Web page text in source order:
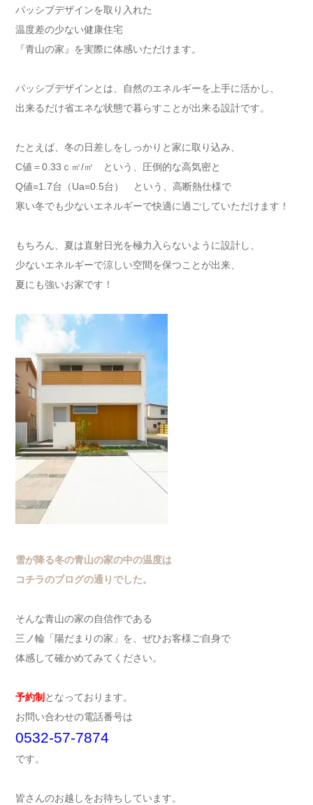
パッシブデザインを取り入れた
温度差の少ない健康住宅
『青山の家』を実際に体感いただけます。
パッシブデザインとは、自然のエネルギーを上手に活かし、
出来るだけ省エネな状態で暮らすことが出来る設計です。
たとえば、冬の日差しをしっかりと家に取り込み、
C値＝0.33ｃ㎡/㎡ という、圧倒的な高気密と
Q値=1.7台（Ua=0.5台） という、高断熱仕様で
寒い冬でも少ないエネルギーで快適に過ごしていただけます！
もちろん、夏は直射日光を極力入らないように設計し、
少ないエネルギーで涼しい空間を保つことが出来、
夏にも強いお家です！
雪が降る冬の青山の家の中の温度は
コチラのブログの通りでした。
そんな青山の家の自信作である
三ノ輪「陽だまりの家」を、ぜひお客様ご自身で
体感して確かめてみてください。
予約制 となっております。
お問い合わせの電話番号は
0532-57-7874
です。
皆さんのお越しをお待ちしています。